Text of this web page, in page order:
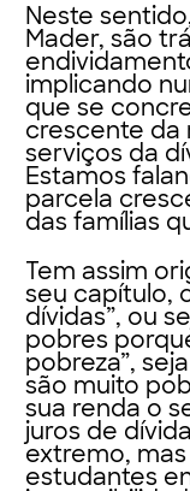
Neste
Mader, são
implicando
que se
crescente da
serviços da
Estamos
parcela
das famílias
Tem assim
seu capítulo,
dívidas”, ou
pobres
pobreza”,
são muito
sua renda o
juros de
extremo,
estudantes